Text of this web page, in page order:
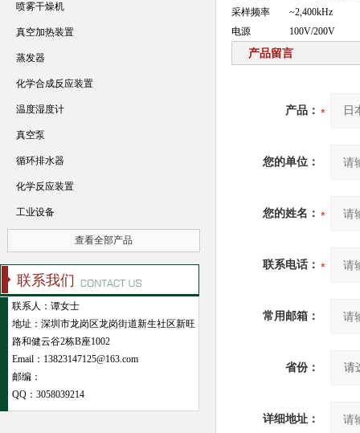
采样频率
~2,400kHz
电源
100V/200V
产品留言
产品：
您的单位：
您的姓名：
联系电话：
常用邮箱：
省份：
详细地址：
喷雾干燥机
真空加热装置
蒸发器
化学合成反应装置
温度湿度计
真空泵
循环排水器
化学反应装置
工业设备
查看全部产品
联系我们
联系人：谭女士
地址：深圳市龙岗区龙岗街道新生社区新旺
路和健云谷2栋B座1002
Email：13823147125@163.com
邮编：
QQ： 3058039214